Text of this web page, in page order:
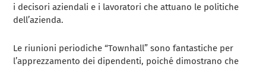
i decisori aziendali e i lavoratori che attuano le politiche
dell’azienda.
Le riunioni periodiche “Townhall” sono fantastiche per
l’apprezzamento dei dipendenti, poiché dimostrano che